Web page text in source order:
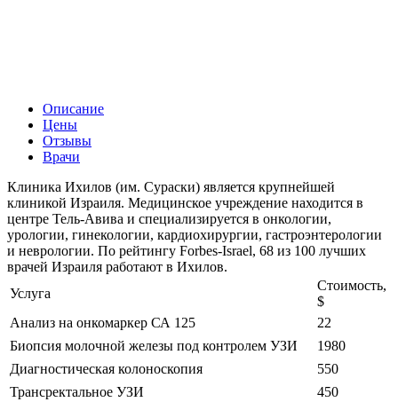
Описание
Цены
Отзывы
Врачи
Клиника Ихилов (им. Сураски) является крупнейшей
клиникой Израиля. Медицинское учреждение находится в
центре Тель-Авива и специализируется в онкологии,
урологии, гинекологии, кардиохирургии, гастроэнтерологии
и неврологии. По рейтингу Forbes-Israel, 68 из 100 лучших
врачей Израиля работают в Ихилов.
Услуга
Стоимость,
$
Анализ на онкомаркер СА 125
22
Биопсия молочной железы под контролем УЗИ
1980
Диагностическая колоноскопия
550
Трансректальное УЗИ
450